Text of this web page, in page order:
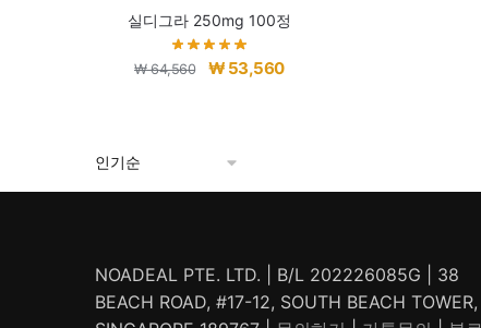
실디그라 250mg 100정
₩64,560
원
₩ 64,560.
₩ 53,560현
NOADEAL PTE. LTD. | B/L 202226085G | 38
BEACH ROAD, #17-12, SOUTH BEACH TOWER,